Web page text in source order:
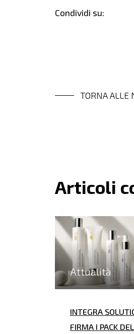
Condividi su:
TORNA ALLE
Articoli
Attualità
INTEGRA
FIRMA I PACK